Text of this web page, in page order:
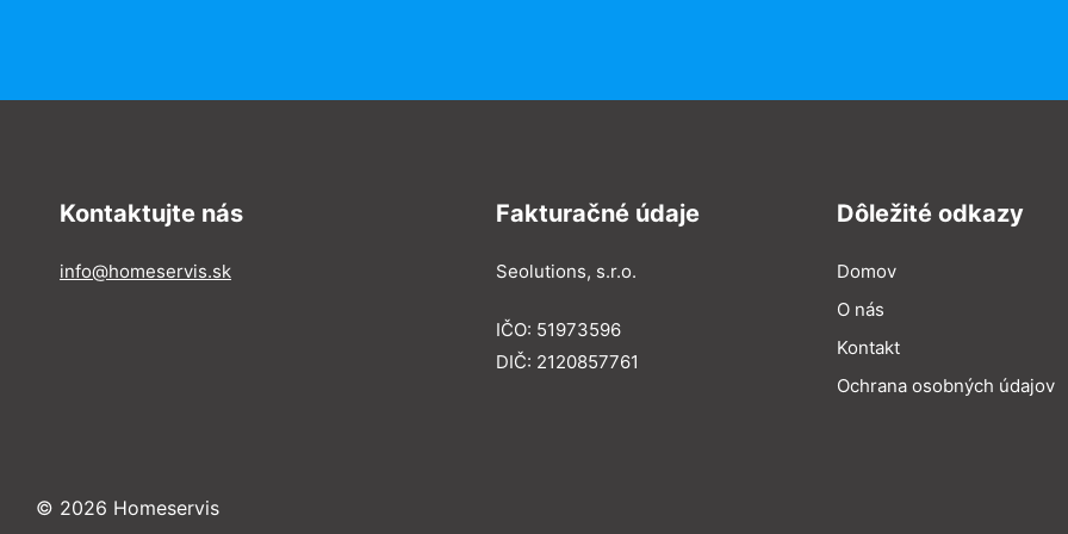
Kontaktujte nás
info@homeservis.sk
Fakturačné údaje
Seolutions, s.r.o.
IČO: 51973596
DIČ: 2120857761
Dôležité odkazy
Domov
O nás
Kontakt
Ochrana osobných údajov
© 2026 Homeservis